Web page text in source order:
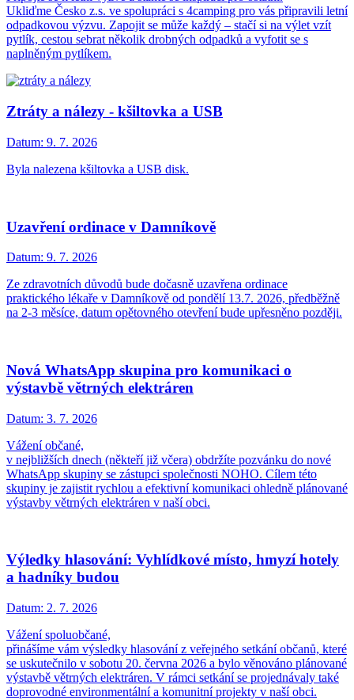
Ukliďme Česko z.s. ve spolupráci s 4camping pro vás připravili letní
odpadkovou výzvu. Zapojit se může každý – stačí si na výlet vzít
pytlík, cestou sebrat několik drobných odpadků a vyfotit se s
naplněným pytlíkem.
Ztráty a nálezy - kšiltovka a USB
Datum: 9. 7. 2026
Byla nalezena kšiltovka a USB disk.
Uzavření ordinace v Damníkově
Datum: 9. 7. 2026
Ze zdravotních důvodů bude dočasně uzavřena ordinace
praktického lékaře v Damníkově od pondělí 13.7. 2026, předběžně
na 2-3 měsíce, datum opětovného otevření bude upřesněno později.
Nová WhatsApp skupina pro komunikaci o
výstavbě větrných elektráren
Datum: 3. 7. 2026
Vážení občané,
v nejbližších dnech (někteří již včera) obdržíte pozvánku do nové
WhatsApp skupiny se zástupci společnosti NOHO. Cílem této
skupiny je zajistit rychlou a efektivní komunikaci ohledně plánované
výstavby větrných elektráren v naší obci.
Výledky hlasování: Vyhlídkové místo, hmyzí hotely
a hadníky budou
Datum: 2. 7. 2026
Vážení spoluobčané,
přinášíme vám výsledky hlasování z veřejného setkání občanů, které
se uskutečnilo v sobotu 20. června 2026 a bylo věnováno plánované
výstavbě větrných elektráren. V rámci setkání se projednávaly také
doprovodné environmentální a komunitní projekty v naší obci.